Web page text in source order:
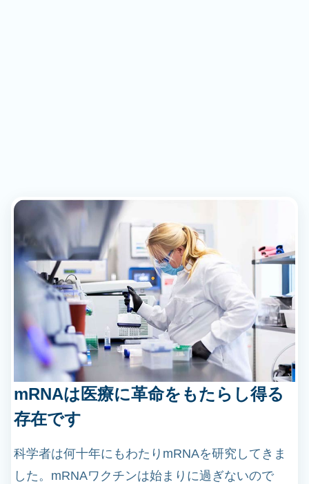
mRNAは医療に革命をもたらし得る
存在です
科学者は何十年にもわたりmRNAを研究してきま
した。mRNAワクチンは始まりに過ぎないので